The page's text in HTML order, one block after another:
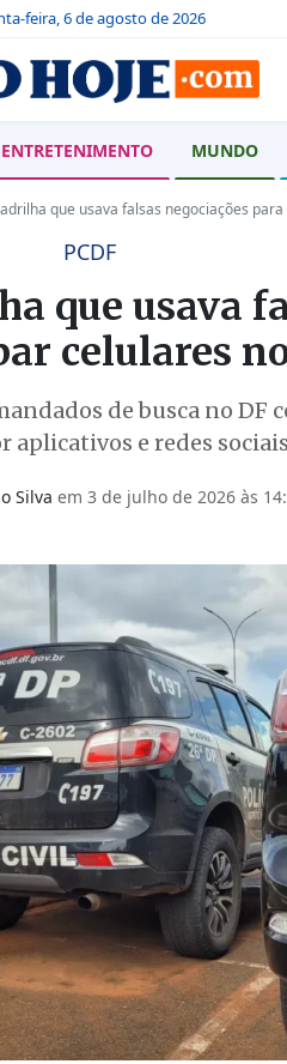
feira, 6 de agosto de 2026
ENTRETENIMENTO MUNDO
que usava falsas negociações
PCDF
que usava
celulares
de busca no
aplicativos e redes sociais
Silva em3 de julho de 2026 às